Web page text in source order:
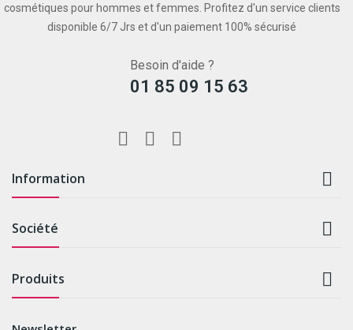
cosmétiques pour hommes et femmes. Profitez d'un service clients
disponible 6/7 Jrs et d'un paiement 100% sécurisé
Besoin d'aide ?
01 85 09 15 63
Information 
Société 
Produits 